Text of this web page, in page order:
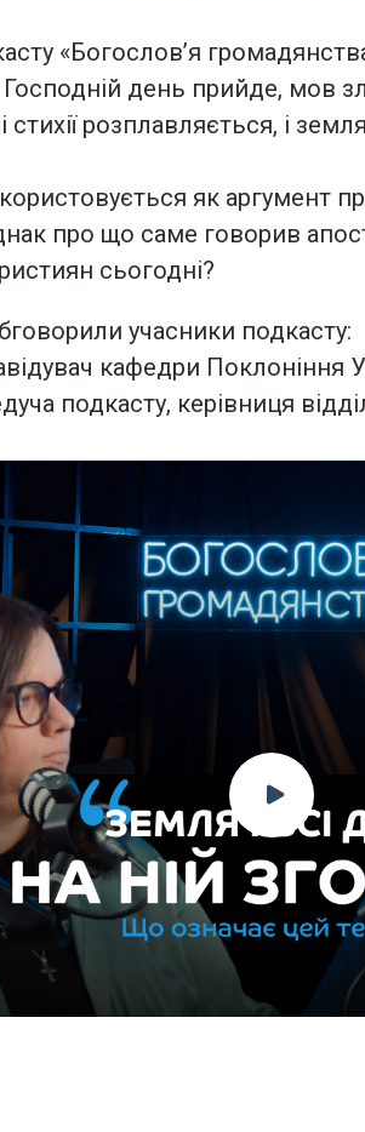
«Богословʼя
день прийде, мов
розплавляється, і
як аргумент
про що саме говорив
сьогодні?
учасники подкасту:
кафедри Поклоніння
подкасту, керівниця